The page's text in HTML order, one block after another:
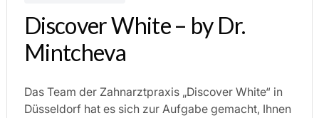
Discover White – by Dr.
Mintcheva
Das Team der Zahnarztpraxis „Discover White“ in
Düsseldorf hat es sich zur Aufgabe gemacht, Ihnen